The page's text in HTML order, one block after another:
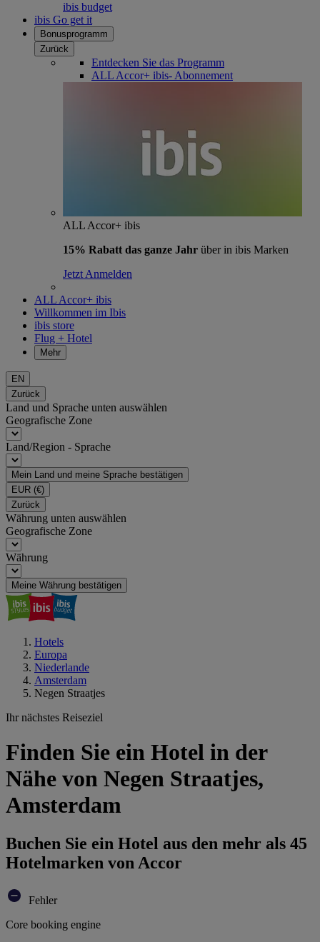
ibis budget
ibis Go get it
Bonusprogramm
Zurück
Entdecken Sie das Programm
ALL Accor+ ibis- Abonnement
ALL Accor+ ibis
15% Rabatt das ganze Jahr über in ibis Marken
Jetzt Anmelden
ALL Accor+ ibis
Willkommen im Ibis
ibis store
Flug + Hotel
Mehr
EN
Zurück
Land und Sprache unten auswählen
Geografische Zone
Land/Region - Sprache
Mein Land und meine Sprache bestätigen
EUR (€)
Zurück
Währung unten auswählen
Geografische Zone
Währung
Meine Währung bestätigen
Hotels
Europa
Niederlande
Amsterdam
Negen Straatjes
Ihr nächstes Reiseziel
Finden Sie ein Hotel in der
Nähe von Negen Straatjes,
Amsterdam
Buchen Sie ein Hotel aus den mehr als 45
Hotelmarken von Accor
Fehler
Core booking engine